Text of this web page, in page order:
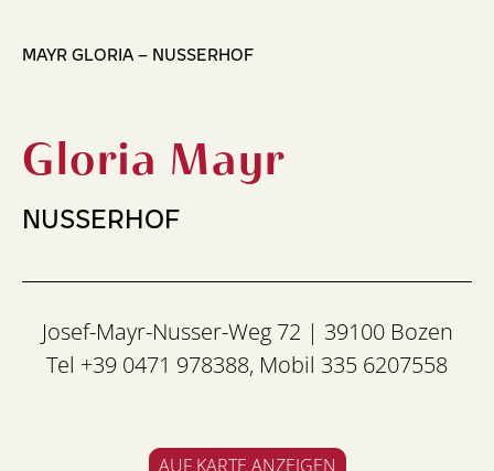
MAYR GLORIA – NUSSERHOF
Gloria Mayr
NUSSERHOF
Josef-Mayr-Nusser-Weg 72 | 39100 Bozen
Tel +39 0471 978388, Mobil 335 6207558
AUF KARTE ANZEIGEN